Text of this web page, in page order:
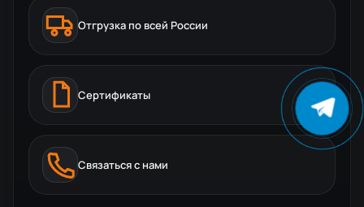
Отгрузка по всей России
Сертификаты
Связаться с нами